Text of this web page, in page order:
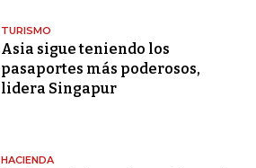
TURISMO
Asia sigue teniendo los
pasaportes más poderosos,
lidera Singapur
HACIENDA